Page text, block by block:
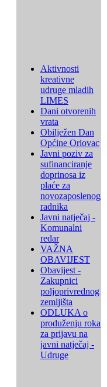
Aktivnosti
kreativne
udruge mladih
LIMES
Dani otvorenih
vrata
Obilježen Dan
Općine Oriovac
Javni poziv za
sufinanciranje
doprinosa iz
plaće za
novozaposlenog
radnika
Javni natječaj -
Komunalni
redar
VAŽNA
OBAVIJEST
Obavijest -
Zakupnici
poljoprivrednog
zemljišta
ODLUKA o
produženju roka
za prijavu na
javni natječaj -
Udruge